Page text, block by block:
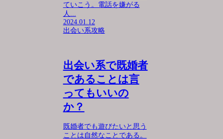
ていこう。電話を嫌がる
人...
2024.01.12
出会い系攻略
出会い系で既婚者
であることは言
ってもいいの
か？
既婚者でも遊びたいと思う
ことは自然なことである。